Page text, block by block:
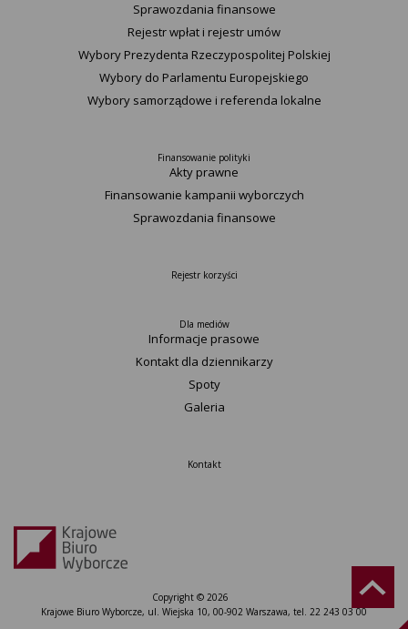
Sprawozdania finansowe
Rejestr wpłat i rejestr umów
Wybory Prezydenta Rzeczypospolitej Polskiej
Wybory do Parlamentu Europejskiego
Wybory samorządowe i referenda lokalne
Finansowanie polityki
Akty prawne
Finansowanie kampanii wyborczych
Sprawozdania finansowe
Rejestr korzyści
Dla mediów
Informacje prasowe
Kontakt dla dziennikarzy
Spoty
Galeria
Kontakt
Copyright © 2026
Krajowe Biuro Wyborcze, ul. Wiejska 10, 00-902 Warszawa, tel. 22 243 03 00